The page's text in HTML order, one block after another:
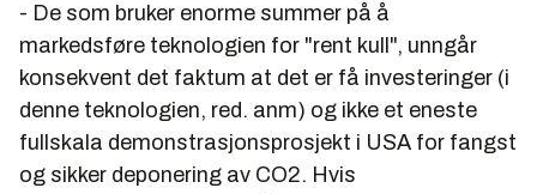
- De som bruker enorme summer på å
markedsføre teknologien for "rent kull", unngår
konsekvent det faktum at det er få investeringer (i
denne teknologien, red. anm) og ikke et eneste
fullskala demonstrasjonsprosjekt i USA for fangst
og sikker deponering av CO2. Hvis